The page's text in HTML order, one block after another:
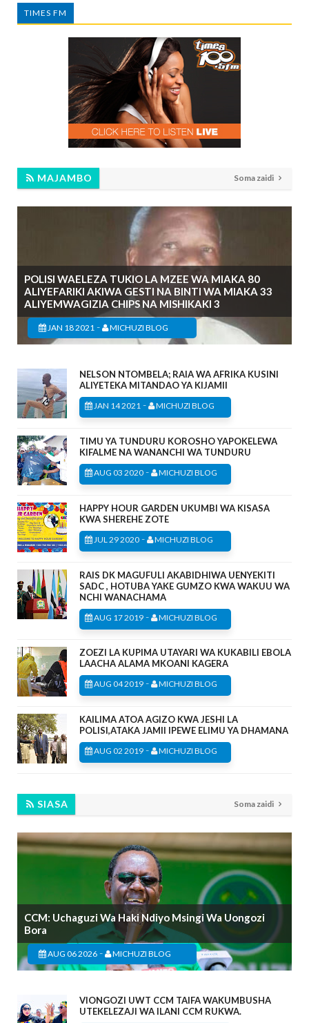
TIMES FM
MAJAMBO Soma zaidi
POLISI WAELEZA TUKIO LA MZEE WA MIAKA 80
ALIYEFARIKI AKIWA GESTI NA BINTI WA MIAKA 33
ALIYEMWAGIZIA CHIPS NA MISHIKAKI 3
JAN 18 2021 - MICHUZI BLOG
NELSON NTOMBELA; RAIA WA AFRIKA KUSINI
ALIYETEKA MITANDAO YA KIJAMII
JAN 14 2021 - MICHUZI BLOG
TIMU YA TUNDURU KOROSHO YAPOKELEWA
KIFALME NA WANANCHI WA TUNDURU
AUG 03 2020 - MICHUZI BLOG
HAPPY HOUR GARDEN UKUMBI WA KISASA
KWA SHEREHE ZOTE
JUL 29 2020 - MICHUZI BLOG
RAIS DK MAGUFULI AKABIDHIWA UENYEKITI
SADC , HOTUBA YAKE GUMZO KWA WAKUU WA
NCHI WANACHAMA
AUG 17 2019 - MICHUZI BLOG
ZOEZI LA KUPIMA UTAYARI WA KUKABILI EBOLA
LAACHA ALAMA MKOANI KAGERA
AUG 04 2019 - MICHUZI BLOG
KAILIMA ATOA AGIZO KWA JESHI LA
POLISI,ATAKA JAMII IPEWE ELIMU YA DHAMANA
AUG 02 2019 - MICHUZI BLOG
SIASA Soma zaidi
CCM: Uchaguzi Wa Haki Ndiyo Msingi Wa Uongozi
Bora
AUG 06 2026 - MICHUZI BLOG
VIONGOZI UWT CCM TAIFA WAKUMBUSHA
UTEKELEZAJI WA ILANI CCM RUKWA.